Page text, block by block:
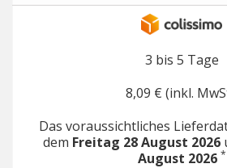
3 bis 5 Tage
8,09 € (inkl.
Das voraussichtliches
dem Freitag 28 August 2026
August 2026 *